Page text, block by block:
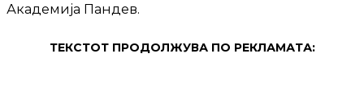
Академија Пандев.
ТЕКСТОТ ПРОДОЛЖУВА ПО РЕКЛАМАТА: